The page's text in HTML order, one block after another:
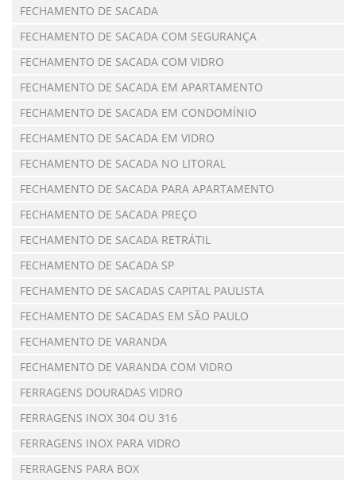
FECHAMENTO DE SACADA
FECHAMENTO DE SACADA COM SEGURANÇA
FECHAMENTO DE SACADA COM VIDRO
FECHAMENTO DE SACADA EM APARTAMENTO
FECHAMENTO DE SACADA EM CONDOMÍNIO
FECHAMENTO DE SACADA EM VIDRO
FECHAMENTO DE SACADA NO LITORAL
FECHAMENTO DE SACADA PARA APARTAMENTO
FECHAMENTO DE SACADA PREÇO
FECHAMENTO DE SACADA RETRÁTIL
FECHAMENTO DE SACADA SP
FECHAMENTO DE SACADAS CAPITAL PAULISTA
FECHAMENTO DE SACADAS EM SÃO PAULO
FECHAMENTO DE VARANDA
FECHAMENTO DE VARANDA COM VIDRO
FERRAGENS DOURADAS VIDRO
FERRAGENS INOX 304 OU 316
FERRAGENS INOX PARA VIDRO
FERRAGENS PARA BOX